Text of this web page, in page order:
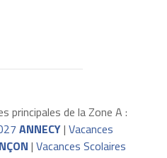
principales de la Zone A :
ANNECY| Vacances
| Vacances Scolaires